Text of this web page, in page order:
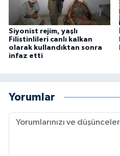
Siyonist rejim, yaşlı
Filistinlileri canlı kalkan
olarak kullandıktan sonra
infaz etti
Yorumlar